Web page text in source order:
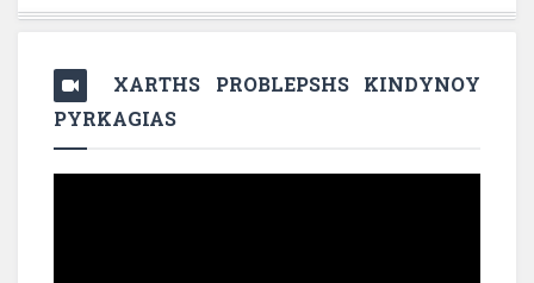
XARTHS PROBLEPSHS KINDYNOY
PYRKAGIAS